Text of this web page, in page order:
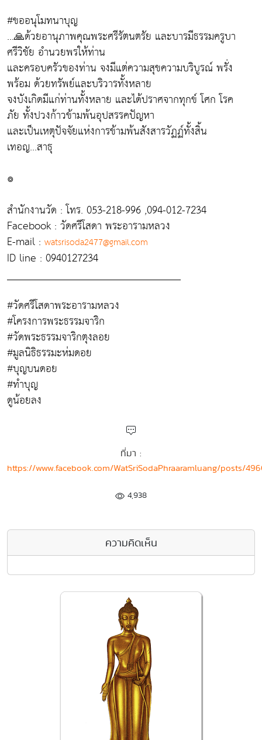
#ขออนุโมทนาบุญ
...🙏ด้วยอานุภาพคุณพระศรีรัตนตรัย และบารมีธรรมครูบา
ศรีวิชัย อำนวยพรให้ท่าน
และ​ครอบครัว​ของท่าน​ จงมีแต่ความสุขความบริบูรณ์ พรั่ง
พร้อม ด้วยทรัพย์และบริวารทั้งหลาย
จงบังเกิดมีแก่ท่านทั้งหลาย และได้ปราศจากทุกข์ โศก โรค
ภัย ทั้งปวงก้าวข้ามพ้นอุปสรรคปัญหา
และเป็นเหตุปัจจัยแห่งการ​ข้ามพ้นสังสารวัฏฏ์ทั้งสิ้น
เทอญ...สาธุ
๏
สำนักงานวัด : โทร. 053-218-996 ,094-012-7234
Facebook : วัดศรีโสดา พระอารามหลวง
E-mail : watsrisoda2477@gmail.com
ID line : 0940127234
#วัดศรีโสดาพระอารามหลวง
#โครงการพระธรรมจาริก
#วัดพระธรรมจาริกตุงลอย
#มูลนิธิธรรมะห่มดอย
#บุญบนดอย
#ทำบุญ
ดูน้อยลง
ที่มา :
https://www.facebook.com/WatSriSodaPhraaramluang/posts/
4,938
ความคิดเห็น